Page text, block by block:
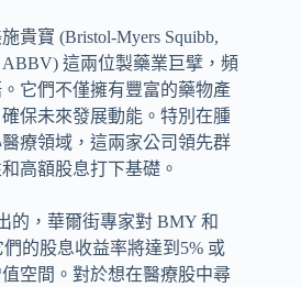
貴寶 (Bristol-Myers Squibb,
這兩位製藥業巨擘，頻
它們不僅擁有豐富的藥物產
保未來發展動能。特別在腫
療領域，這兩家公司領先群
高額股息打下基礎。
的，華爾街專家對 BMY 和
的股息收益率將達到5% 或
空間。對於想在醫療股中尋